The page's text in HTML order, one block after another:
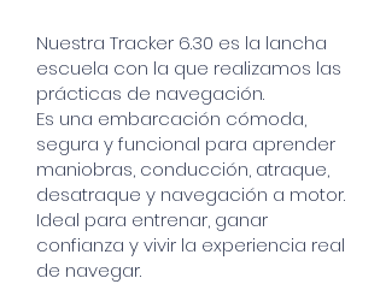
Nuestra Tracker 6.30 es la lancha
escuela con la que realizamos las
prácticas de navegación.
Es una embarcación cómoda,
segura y funcional para aprender
maniobras, conducción, atraque,
desatraque y navegación a motor.
Ideal para entrenar, ganar
confianza y vivir la experiencia real
de navegar.